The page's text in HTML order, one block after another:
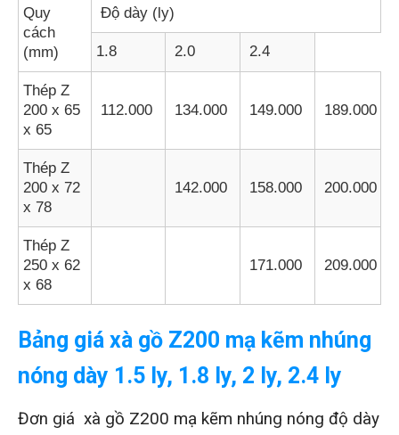
Quy
cách
(mm)
Độ dày (ly)
1.8 2.0 2.4
Thép Z
200 x 65
x 65
112.000 134.000 149.000 189.000
Thép Z
200 x 72
x 78
142.000 158.000 200.000
Thép Z
250 x 62
x 68
171.000 209.000
Bảng giá xà gồ Z200 mạ kẽm nhúng
nóng dày 1.5 ly, 1.8 ly, 2 ly, 2.4 ly
Đơn giá xà gồ Z200 mạ kẽm nhúng nóng độ dày